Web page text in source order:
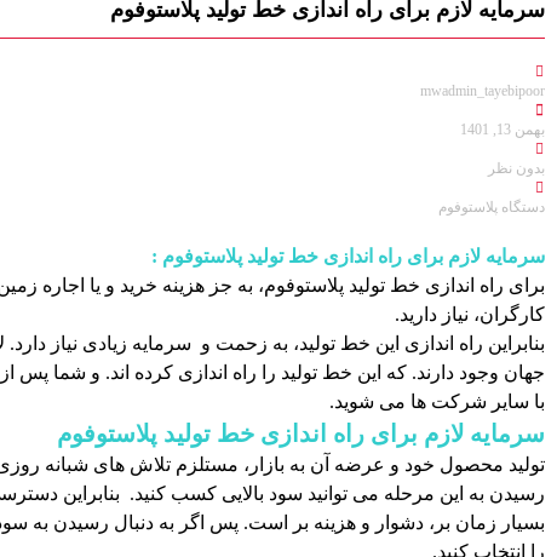
سرمایه لازم برای راه اندازی خط تولید پلاستوفوم
mwadmin_tayebipoor
بهمن 13, 1401
بدون نظر
دستگاه پلاستوفوم
سرمایه لازم برای راه اندازی خط تولید پلاستوفوم :
برای راه اندازی خط تولید پلاستوفوم، به جز هزینه خرید و یا اجاره
کارگران، نیاز دارید.
بنابراین راه اندازی این خط تولید، به زحمت و سرمایه زیادی نیاز
جهان وجود دارند. که این خط تولید را راه اندازی کرده اند. و شما پس
با سایر شرکت ها می شوید.
سرمایه لازم برای راه اندازی خط تولید پلاستوفوم
تولید محصول خود و عرضه آن به بازار، مستلزم تلاش های شبانه
رسیدن به این مرحله می توانید سود بالایی کسب کنید. بنابراین
بسیار زمان بر، دشوار و هزینه بر است. پس اگر به دنبال رسیدن به
را انتخاب کنید.